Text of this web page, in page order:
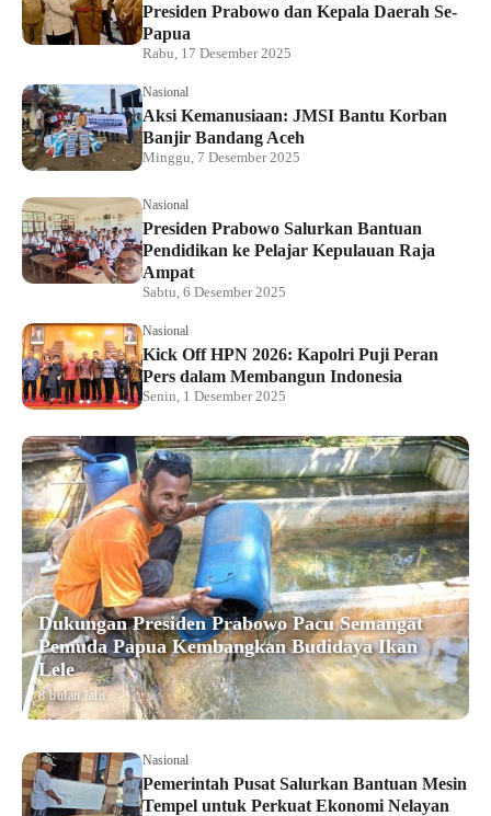
Presiden Prabowo dan Kepala Daerah Se-
Papua
Rabu, 17 Desember 2025
Nasional
Aksi Kemanusiaan: JMSI Bantu Korban
Banjir Bandang Aceh
Minggu, 7 Desember 2025
Nasional
Presiden Prabowo Salurkan Bantuan
Pendidikan ke Pelajar Kepulauan Raja
Ampat
Sabtu, 6 Desember 2025
Nasional
Kick Off HPN 2026: Kapolri Puji Peran
Pers dalam Membangun Indonesia
Senin, 1 Desember 2025
Dukungan Presiden Prabowo Pacu Semangat
Pemuda Papua Kembangkan Budidaya Ikan
Lele
8 bulan lalu
Nasional
Pemerintah Pusat Salurkan Bantuan Mesin
Tempel untuk Perkuat Ekonomi Nelayan